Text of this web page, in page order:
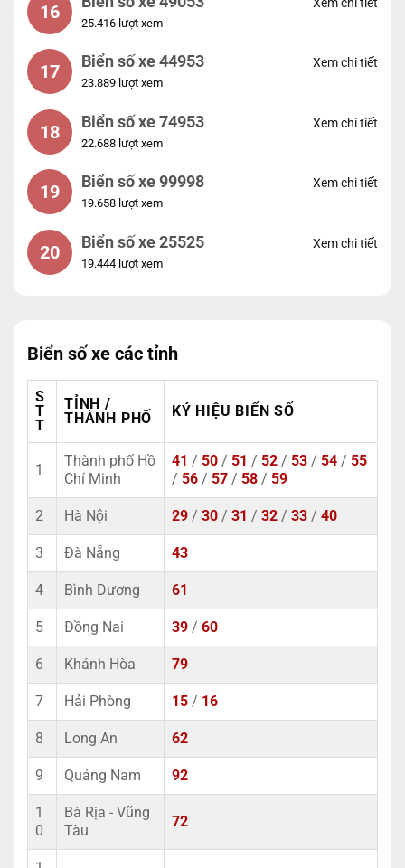
16
25.416 lượt xem
17 Biển số xe 44953
23.889 lượt xem
Xem chi tiết
18 Biển số xe 74953
22.688 lượt xem
Xem chi tiết
19 Biển số xe 99998
19.658 lượt xem
Xem chi tiết
20 Biển số xe 25525
19.444 lượt xem
Xem chi tiết
Biển số xe các tỉnh
S
T
T
TỈNH /
THÀNH PHỐ
KÝ HIỆU BIỂN SỐ
1
Thành phố Hồ
Chí Minh
41 / 50 / 51 / 52 / 53 / 54 / 55
/ 56 / 57 / 58 / 59
2 Hà Nội 29 / 30 / 31 / 32 / 33 / 40
3 Đà Nẵng 43
4 Bình Dương 61
5 Đồng Nai 39 / 60
6 Khánh Hòa 79
7 Hải Phòng 15 / 16
8 Long An 62
9 Quảng Nam 92
1
0
Bà Rịa - Vũng
Tàu
72